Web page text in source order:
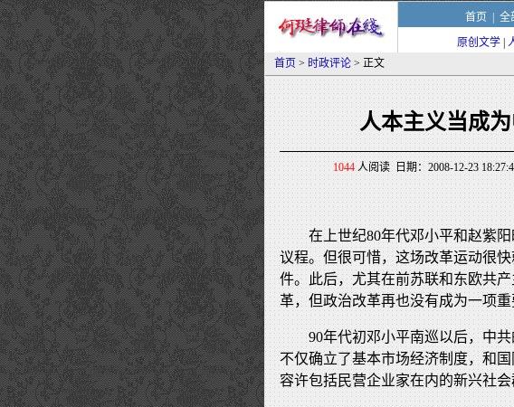
首页 全
原创文学
首页 > 时政评论> 正文
人本主义当成
1044人阅读 日期：2008-12-23
在上世纪80年代邓小平和赵紫
议程。但很可惜，这场改革运动很
件。此后，尤其在前苏联和东欧共
革，但政治改革再也没有成为一项
90年代初邓小平南巡以后，中
不仅确立了基本市场经济制度，和
容许包括民营企业家在内的新兴社